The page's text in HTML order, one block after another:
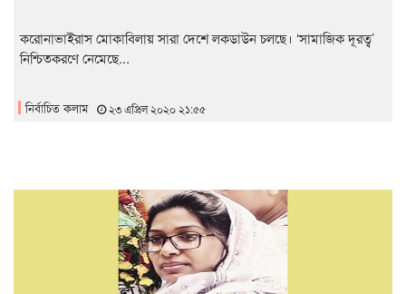
করোনাভাইরাস মোকাবিলায় সারা দেশে লকডাউন চলছে। ‘সামাজিক দূরত্ব’
নিশ্চিতকরণে নেমেছে...
নির্বাচিত কলাম ২৩ এপ্রিল ২০২০ ২১:৫৫